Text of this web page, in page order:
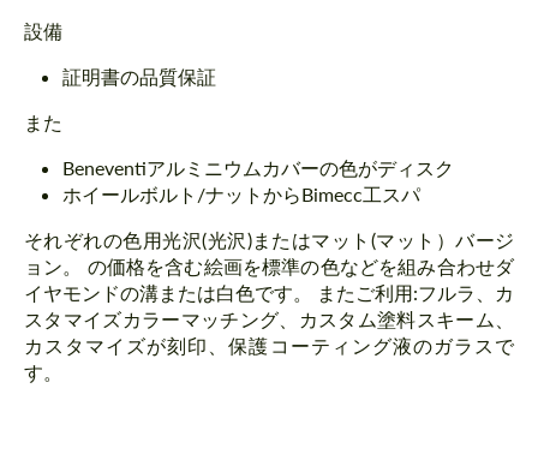
設備
証明書の品質保証
また
Beneventiアルミニウムカバーの色がディスク
ホイールボルト/ナットからBimecc工スパ
それぞれの色用光沢(光沢)またはマット(マット）バージ
ョン。 の価格を含む絵画を標準の色などを組み合わせダ
イヤモンドの溝または白色です。 またご利用:フルラ、カ
スタマイズカラーマッチング、カスタム塗料スキーム、
カスタマイズが刻印、保護コーティング液のガラスで
す。